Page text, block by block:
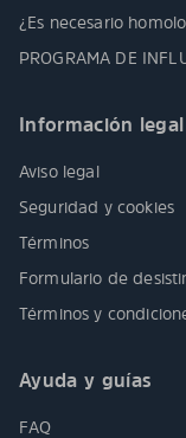
¿Es necesario
PROGRAMA DE
Información
Aviso legal
Seguridad y cookies
Términos
Formulario de
Términos y
Ayuda y guías
FAQ